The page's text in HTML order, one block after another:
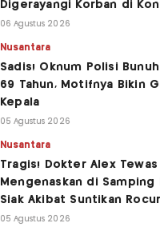
Digerayangi Korban di
06 Agustus 2026
Nusantara
Sadis! Oknum Polisi
69 Tahun, Motifnya Bikin
Kepala
05 Agustus 2026
Nusantara
Tragis! Dokter Alex Tewas
Mengenaskan di Samping
Siak Akibat Suntikan
05 Agustus 2026